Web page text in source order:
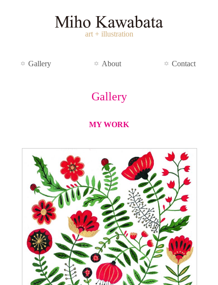
art + illustration
Gallery About Contact
Gallery
MY WORK